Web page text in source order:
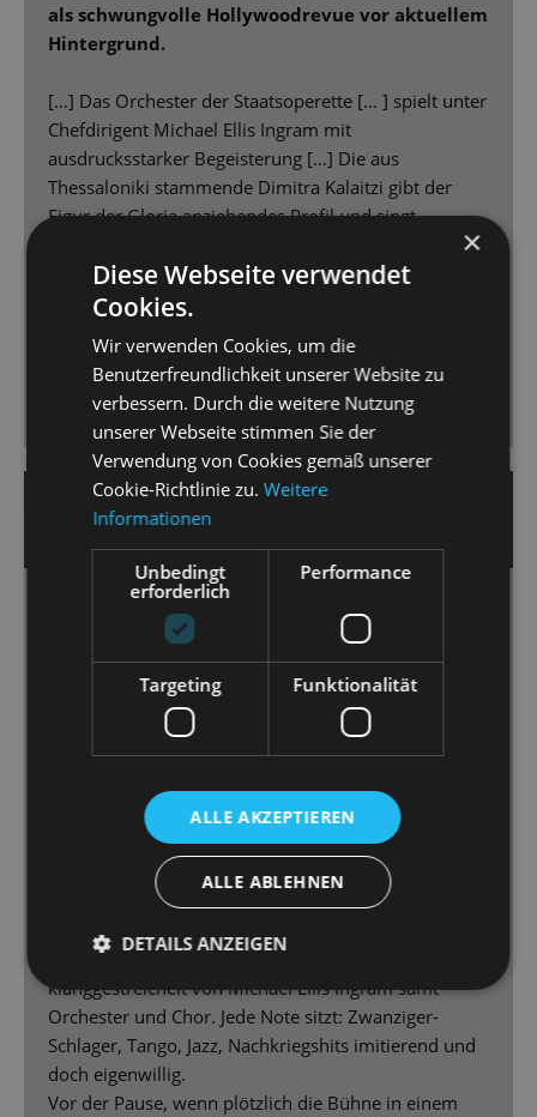
als schwungvolle Hollywoodrevue vor aktuellem
Hintergrund.
[…] Das Orchester der Staatsoperette [… ] spielt unter
Chefdirigent Michael Ellis Ingram mit
ausdrucksstarker Begeisterung […] Die aus
Thessaloniki stammende Dimitra Kalaitzi gibt der
Figur der Gloria anziehendes Profil und singt
anrührend.[…] Gero Wendorf ist als Taugenichts wie
als Charmeur Sympathieträger […]
das Bühnenbild von Jelena Nagorni kommt mit
überraschend ist die Verwandlung.
[…] eine überzeugende Inszenierung […], die zu
frenetischem Applaus animierte.
25. Mai 2026 | Manuel Brug
[...] Es ist fein, wie in diesem neuen, packenden, klug
gefeilten, keine Sekunde durchhängenden Musical
alles stimmt – die schlichte, schnell wandelbare und
doch aufwendig ausgestaltete Bühne (Jelena
Nagorni), die zeitgeistigen Kostüme (Tanja
Liebermann), die flotte Choreografie (Gabriel Pitoni),
das sprechende Licht (Uwe Münnich) und natürlich
die echten Zaubertricks! Musical ist Teamwork, man
merkt das, wie locker und doch präzise hier
Handlung und Texte ineinander übergehen.
Spannend und abwechslungsreich kommt es daher
[…] Auch schön zu sehen, wie hier fast immer Musik
unterlegt ist, peppig vorangetrieben und liebevoll
klanggestreichelt von Michael Ellis Ingram samt
Orchester und Chor. Jede Note sitzt: Zwanziger-
Schlager, Tango, Jazz, Nachkriegshits imitierend und
doch eigenwillig.
Vor der Pause, wenn plötzlich die Bühne in einem
×
Diese Webseite verwendet
Cookies.
Wir verwenden Cookies, um die
Benutzerfreundlichkeit unserer Website zu
verbessern. Durch die weitere Nutzung
unserer Webseite stimmen Sie der
Verwendung von Cookies gemäß unserer
Cookie-Richtlinie zu.Weitere
Informationen
Unbedingt
erforderlich
Performance
Targeting Funktionalität
ALLE AKZEPTIEREN
ALLE ABLEHNEN
DETAILS ANZEIGEN